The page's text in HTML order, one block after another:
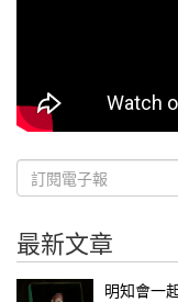
最新文章
明知會一